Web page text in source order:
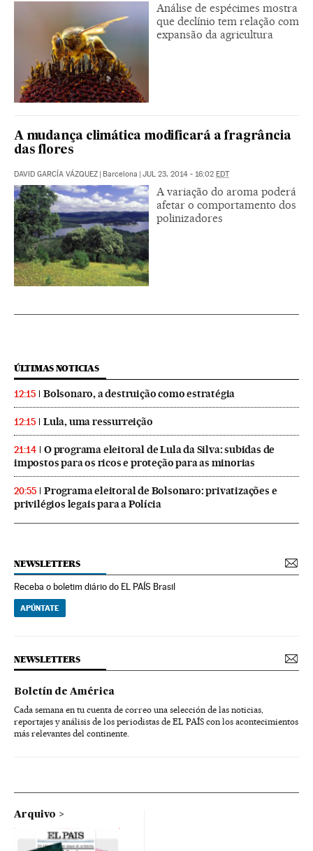
Análise de espécimes mostra
que declínio tem relação com
expansão da agricultura
A mudança climática modificará a fragrância
das flores
DAVID GARCÍA VÁZQUEZ | Barcelona | JUL 23, 2014 - 16:02 EDT
A variação do aroma poderá
afetar o comportamento dos
polinizadores
ÚLTIMAS NOTICIAS
12:15 Bolsonaro, a destruição como estratégia
12:15 Lula, uma ressurreição
21:14
O programa eleitoral de Lula da Silva: subidas de
impostos para os ricos e proteção para as minorias
20:55
Programa eleitoral de Bolsonaro: privatizações e
privilégios legais para a Polícia
NEWSLETTERS
Receba o boletim diário do EL PAÍS Brasil
APÚNTATE
NEWSLETTERS
Boletín de América
Cada semana en tu cuenta de correo una selección de las noticias,
reportajes y análisis de los periodistas de EL PAÍS con los acontecimientos
más relevantes del continente.
Arquivo